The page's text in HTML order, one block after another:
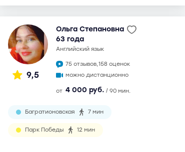
9,5
Ольга Степановна
63 года
английский язык
75 отзывов,158 оценок
можно дистанционно
от 4 000 руб. / 90 мин.
Багратионовская 7 мин
Парк Победы 12 мин